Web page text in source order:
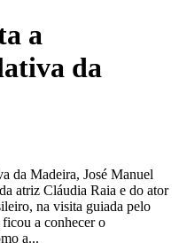
a
da
da Madeira, José Manuel
atriz Cláudia Raia e do ator
na visita guiada pelo
a conhecer o
a...